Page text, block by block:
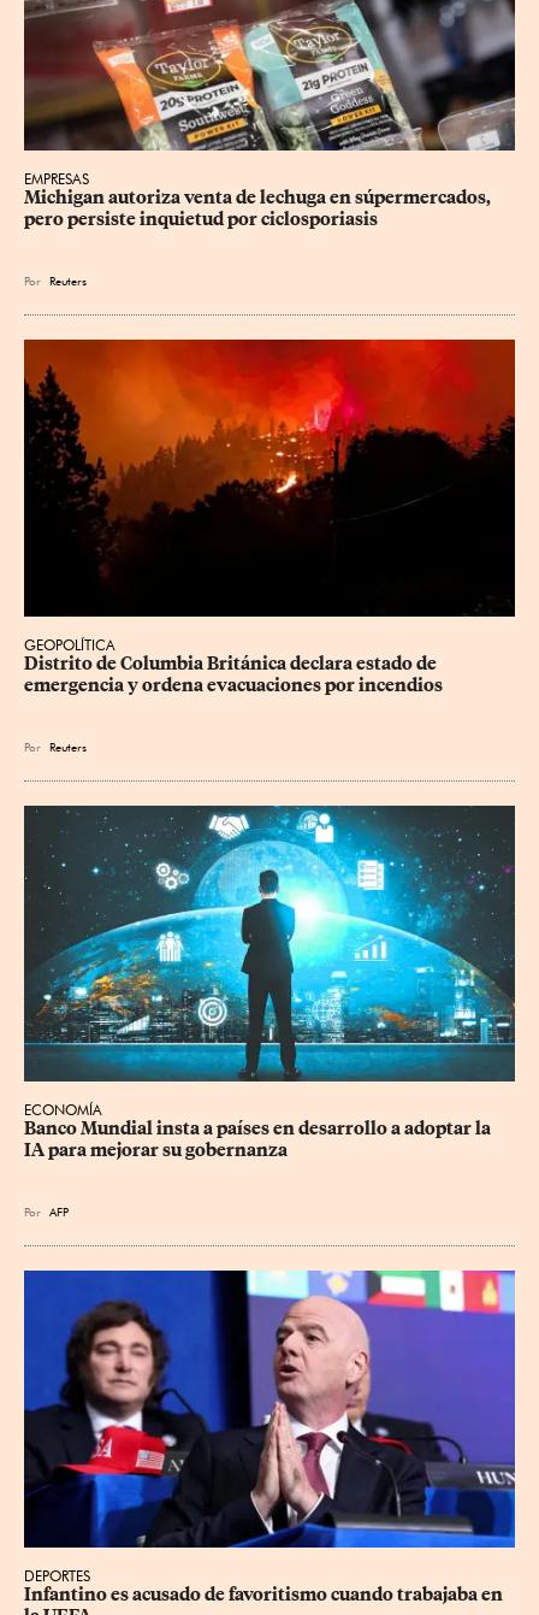
EMPRESAS
Michigan autoriza venta de lechuga en súpermercados,
pero persiste inquietud por ciclosporiasis
Por Reuters
GEOPOLÍTICA
Distrito de Columbia Británica declara estado de
emergencia y ordena evacuaciones por incendios
Por Reuters
ECONOMÍA
Banco Mundial insta a países en desarrollo a adoptar la
IA para mejorar su gobernanza
Por AFP
DEPORTES
Infantino es acusado de favoritismo cuando trabajaba en